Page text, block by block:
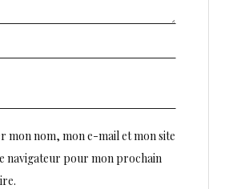
mon nom, mon e-mail et mon site
navigateur pour mon prochain